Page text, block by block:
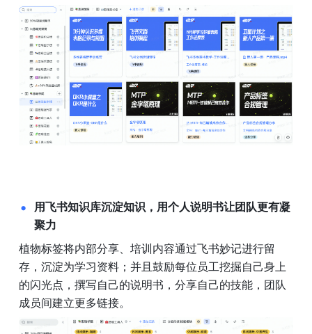
用飞书知识库沉淀知识，用个人说明书让团队更有凝
聚力
植物标签将内部分享、培训内容通过飞书妙记进行留
存，沉淀为学习资料；并且鼓励每位员工挖掘自己身上
的闪光点，撰写自己的说明书，分享自己的技能，团队
成员间建立更多链接。